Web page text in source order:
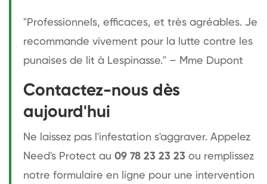
"Professionnels, efficaces, et très agréables. Je
recommande vivement pour la lutte contre les
punaises de lit à Lespinasse." – Mme Dupont
Contactez-nous dès
aujourd'hui
Ne laissez pas l'infestation s'aggraver. Appelez
Need's Protect au 09 78 23 23 23 ou remplissez
notre formulaire en ligne pour une intervention